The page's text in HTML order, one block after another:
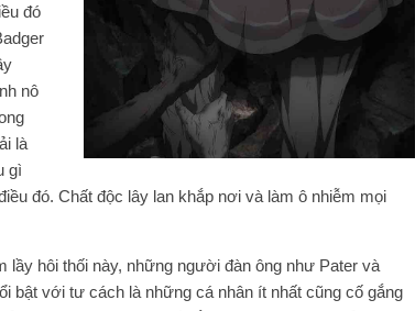
đó
nô
là
gì
đó. Chất độc lây lan khắp nơi và làm ô nhiễm mọi
lầy hôi thối này, những người đàn ông như Pater và
bật với tư cách là những cá nhân ít nhất cũng cố gắng